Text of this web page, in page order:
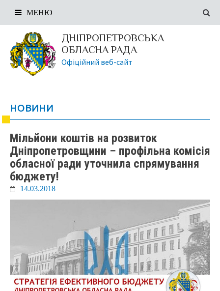
ДНІПРОПЕТРОВСЬКА
ОБЛАСНА РАДА
Офіційний веб-сайт
МЕНЮ
НОВИНИ
Мільйони коштів на розвиток
Дніпропетровщини – профільна комісія
обласної ради уточнила спрямування
бюджету!
14.03.2018